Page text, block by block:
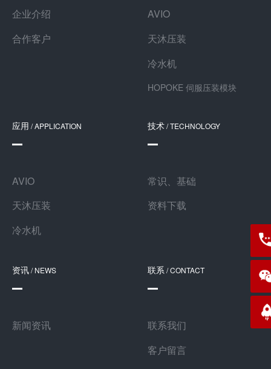
企业介绍
合作客户
AVIO
天沐压装
冷水机
HOPOKE 伺服压装模块
应用 / APPLICATION
AVIO
天沐压装
冷水机
技术/ TECHNOLOGY
常识、基础
资料下载
资讯/ NEWS
新闻资讯
联系/ CONTACT
联系我们
客户留言